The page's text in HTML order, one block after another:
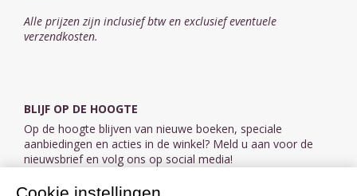
Alle prijzen zijn inclusief btw en exclusief eventuele
verzendkosten.
BLIJF OP DE HOOGTE
Op de hoogte blijven van nieuwe boeken, speciale
aanbiedingen en acties in de winkel? Meld u aan voor de
nieuwsbrief en volg ons op social media!